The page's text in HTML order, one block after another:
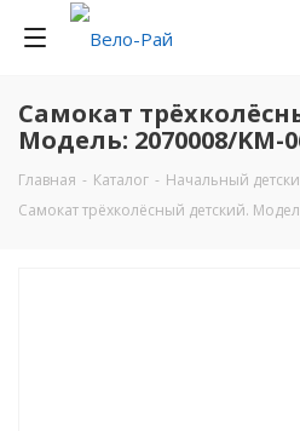
Самокат
Модель: 2070008/KM-
Главная - Каталог - Начальный
Самокат трёхколёсный детский.